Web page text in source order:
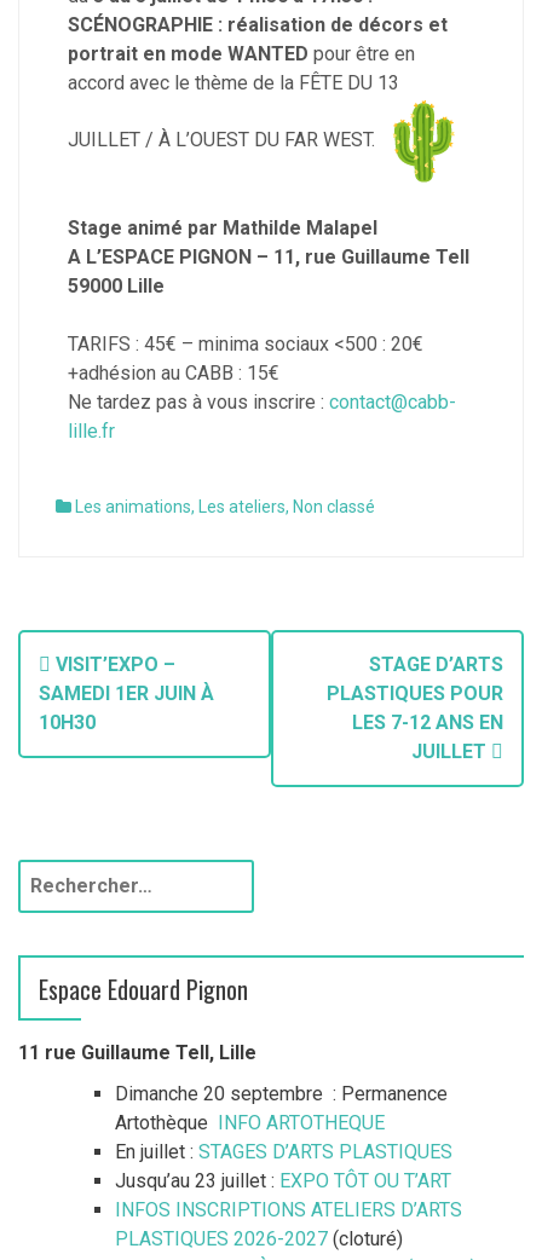
SCÉNOGRAPHIE : réalisation de décors et
portrait en mode WANTED pour être en
accord avec le thème de la FÊTE DU 13
JUILLET / À L’OUEST DU FAR WEST.
Stage animé par Mathilde Malapel
A L’ESPACE PIGNON – 11, rue Guillaume Tell
59000 Lille
TARIFS : 45€ – minima sociaux <500 : 20€
+adhésion au CABB : 15€
Ne tardez pas à vous inscrire : contact@cabb-
lille.fr
Les animations, Les ateliers, Non classé
VISIT’EXPO –
SAMEDI 1ER JUIN À
10H30
STAGE D’ARTS
PLASTIQUES POUR
LES 7-12 ANS EN
JUILLET
Espace Edouard Pignon
11 rue Guillaume Tell, Lille
Dimanche 20 septembre : Permanence
Artothèque
INFO ARTOTHEQUE
En juillet : STAGES D’ARTS PLASTIQUES
Jusqu’au 23 juillet : EXPO TÔT OU T’ART
INFOS INSCRIPTIONS ATELIERS D’ARTS
PLASTIQUES 2026-2027 (cloturé)